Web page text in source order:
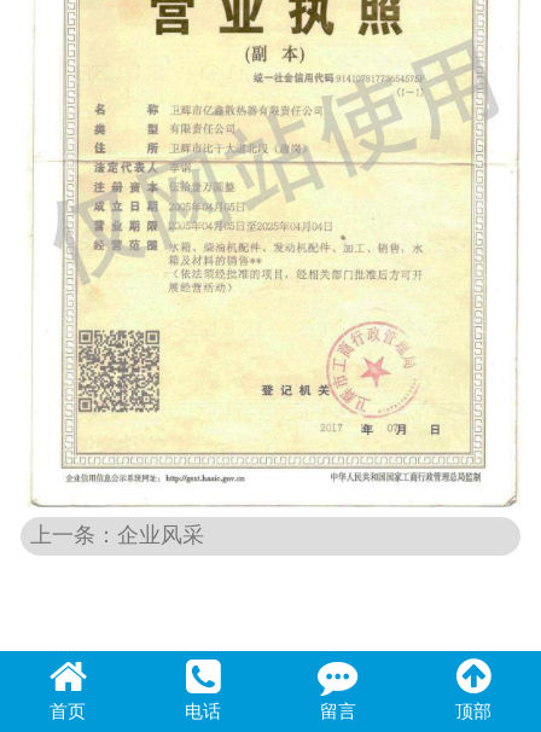
客户留言
联系我们
上一条：企业风采
首页 电话 留言 顶部